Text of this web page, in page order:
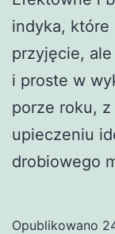
indyka, które
przyjęcie,
i proste w
porze roku, z
upieczeniu
drobiowego
Opublikowano